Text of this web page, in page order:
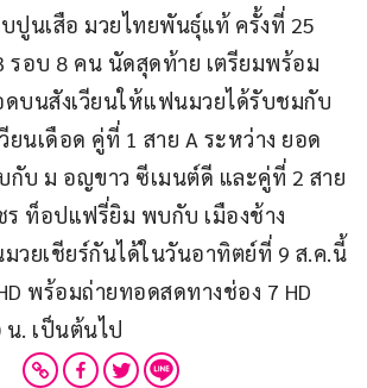
ปูนเสือ มวยไทยพันธุ์แท้ ครั้งที่ 25
รอบ 8 คน นัดสุดท้าย เตรียมพร้อม
ดบนสังเวียนให้แฟนมวยได้รับชมกับ
ยนเดือด คู่ที่ 1 สาย A ระหว่าง ยอด
บ ม อญขาว ซีเมนต์ดี และคู่ที่ 2 สาย
ร ท็อปแฟรี่ยิม พบกับ เมืองช้าง
วยเชียร์กันได้ในวันอาทิตย์ที่ 9 ส.ค.นี้
พร้อมถ่ายทอดสดทางช่อง 7 HD
น. เป็นต้นไป